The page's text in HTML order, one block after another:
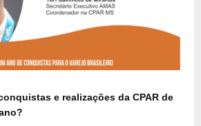
e realizações da CPAR de